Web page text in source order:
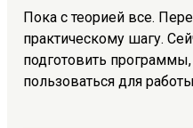
Пока с теорией все.
практическому шагу.
подготовить
пользоваться для